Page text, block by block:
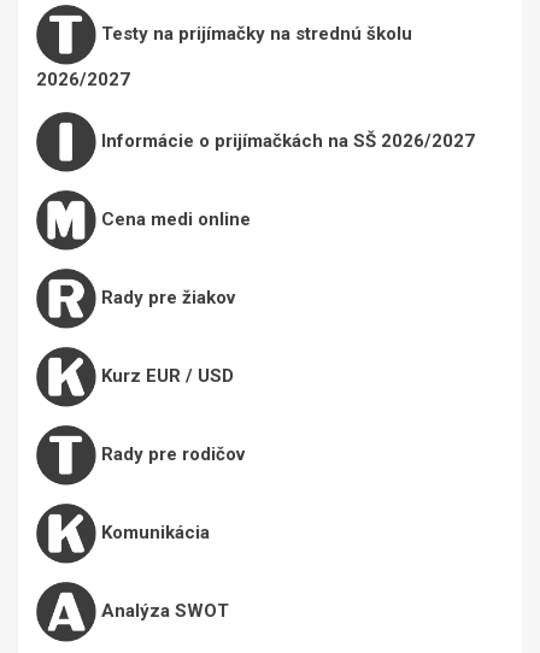
Testy na prijímačky na strednú školu
2026/2027
Informácie o prijímačkách na SŠ 2026/2027
Cena medi online
Rady pre žiakov
Kurz EUR / USD
Rady pre rodičov
Komunikácia
Analýza SWOT